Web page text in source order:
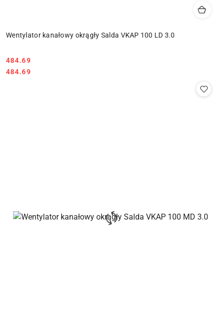
Wentylator kanałowy okrągły Salda VKAP 100 LD 3.0
Cena:
484.69
Cena:
484.69